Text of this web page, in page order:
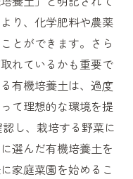
養土の利用法
培養土の活用
の選び方ガイド
有の栽培方法
土選びのポイント
の活用例
ている理由とは
り、化学肥料や農薬
とができます。さら
れているかも重要で
有機培養土は、過度
て理想的な環境を提
し、栽培する野菜に
選んだ有機培養土を
家庭菜園を始めるこ